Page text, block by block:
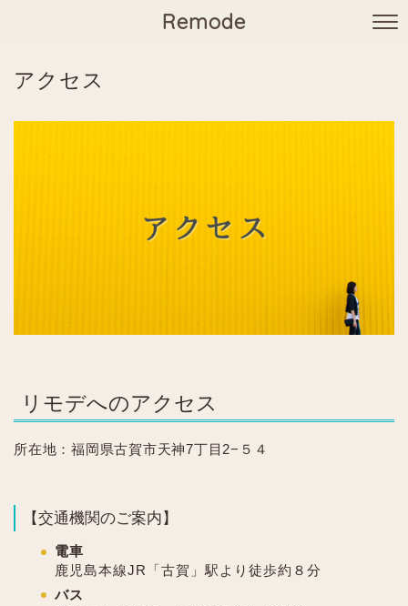
Remode
アクセス
リモデへのアクセス
所在地：福岡県古賀市天神7丁目2−５４
【交通機関のご案内】
電車
鹿児島本線JR「古賀」駅より徒歩約８分
バス